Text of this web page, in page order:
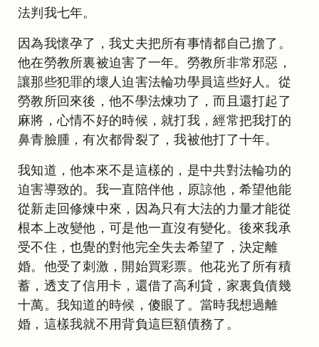
法判我七年。
因為我懷孕了，我丈夫把所有事情都自己擔了。
他在勞教所裏被迫害了一年。勞教所非常邪惡，
讓那些犯罪的壞人迫害法輪功學員這些好人。從
勞教所回來後，他不學法煉功了，而且還打起了
麻將，心情不好的時候，就打我，經常把我打的
鼻青臉腫，有次都骨裂了，我被他打了十年。
我知道，他本來不是這樣的，是中共對法輪功的
迫害導致的。我一直陪伴他，原諒他，希望他能
從新走回修煉中來，因為只有大法的力量才能從
根本上改變他，可是他一直沒有變化。後來我承
受不住，也覺的對他完全失去希望了，決定離
婚。他受了刺激，開始買彩票。他花光了所有積
蓄，透支了信用卡，還借了高利貸，家裏負債幾
十萬。我知道的時候，傻眼了。當時我想過離
婚，這樣我就不用背負這巨額債務了。